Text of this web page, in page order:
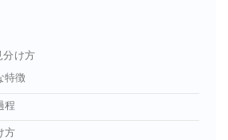
分け方
特徴
程
方